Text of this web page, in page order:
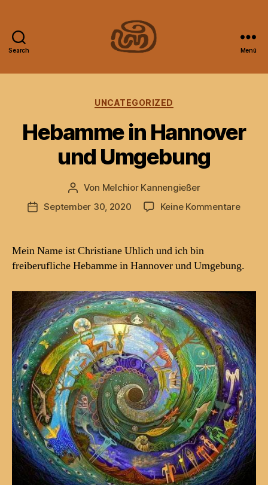
Search Menü
Kategorien
UNCATEGORIZED
Hebamme in Hannover
und Umgebung
Beitragsautor
Von Melchior Kannengießer
Beitragsdatum
September 30, 2020 Keine Kommentarezu
Mein Name ist Christiane Uhlich und ich bin
freiberufliche Hebamme in Hannover und Umgebung.